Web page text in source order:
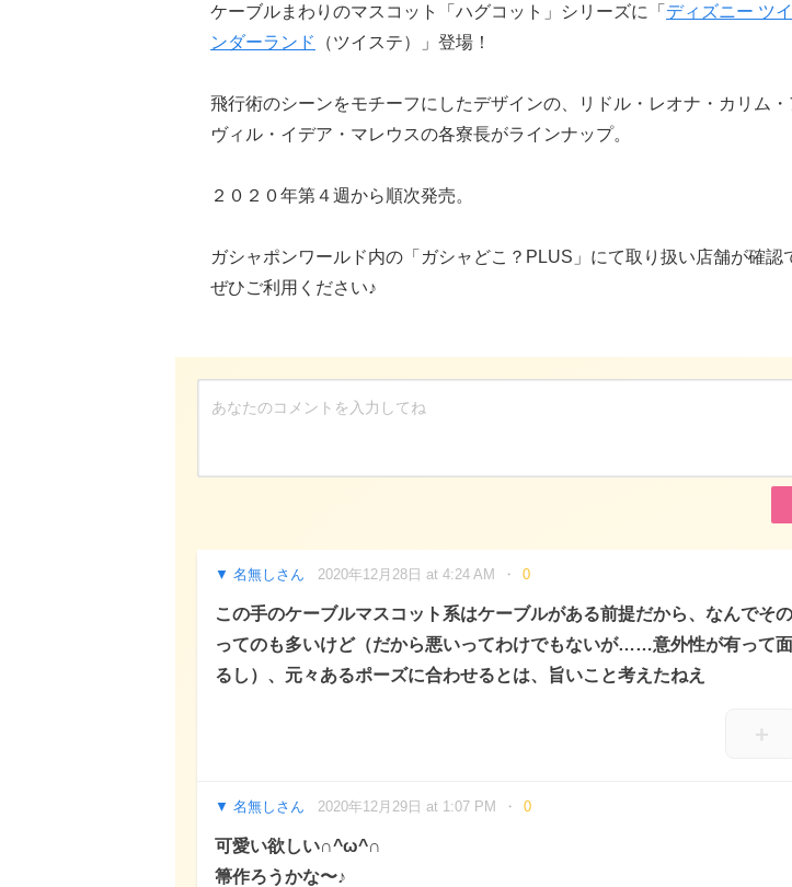
ケーブルまわりのマスコット「ハグコット」シリーズに「 ディズニー ツ
ンダーランド
（ツイステ）」登場！
飛行術のシーンをモチーフにしたデザインの、リドル・レオナ・カリム・
ヴィル・イデア・マレウスの各寮長がラインナップ。
２０２０年第４週から順次発売。
ガシャポンワールド内の「ガシャどこ？PLUS」にて取り扱い店舗が確認
ぜひご利用ください♪
名無しさん 2020年12月28日 at 4:24 AM 0
この手のケーブルマスコット系はケーブルがある前提だから、なんでそ
ってのも多いけど（だから悪いってわけでもないが……意外性が有って
るし）、元々あるポーズに合わせるとは、旨いこと考えたねえ
＋
名無しさん 2020年12月29日 at 1:07 PM 0
可愛い欲しい∩^ω^∩
箒作ろうかな〜♪